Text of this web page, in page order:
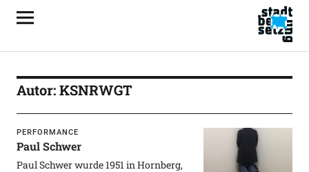
Autor:KSNRWGT
PERFORMANCE
Paul Schwer
Paul Schwer wurde 1951 in Hornberg,